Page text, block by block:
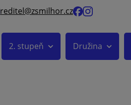
reditel@zsmilhor.cz
2. stupeň Družina